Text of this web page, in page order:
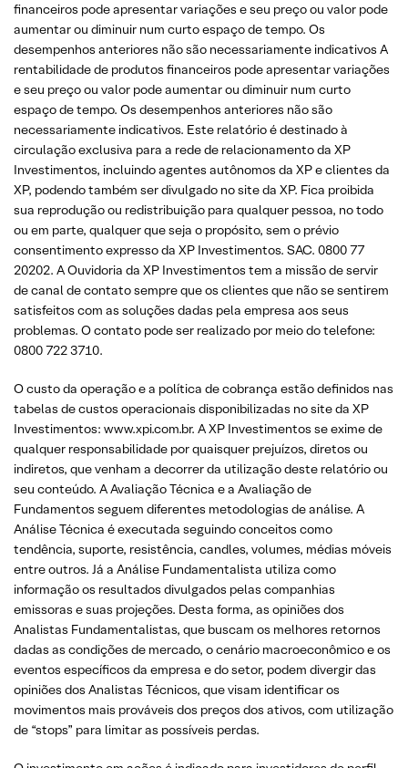
financeiros pode apresentar variações e seu preço ou valor pode
aumentar ou diminuir num curto espaço de tempo. Os
desempenhos anteriores não são necessariamente indicativos A
rentabilidade de produtos financeiros pode apresentar variações
e seu preço ou valor pode aumentar ou diminuir num curto
espaço de tempo. Os desempenhos anteriores não são
necessariamente indicativos. Este relatório é destinado à
circulação exclusiva para a rede de relacionamento da XP
Investimentos, incluindo agentes autônomos da XP e clientes da
XP, podendo também ser divulgado no site da XP. Fica proibida
sua reprodução ou redistribuição para qualquer pessoa, no todo
ou em parte, qualquer que seja o propósito, sem o prévio
consentimento expresso da XP Investimentos. SAC. 0800 77
20202. A Ouvidoria da XP Investimentos tem a missão de servir
de canal de contato sempre que os clientes que não se sentirem
satisfeitos com as soluções dadas pela empresa aos seus
problemas. O contato pode ser realizado por meio do telefone:
0800 722 3710.
O custo da operação e a política de cobrança estão definidos nas
tabelas de custos operacionais disponibilizadas no site da XP
Investimentos: www.xpi.com.br. A XP Investimentos se exime de
qualquer responsabilidade por quaisquer prejuízos, diretos ou
indiretos, que venham a decorrer da utilização deste relatório ou
seu conteúdo. A Avaliação Técnica e a Avaliação de
Fundamentos seguem diferentes metodologias de análise. A
Análise Técnica é executada seguindo conceitos como
tendência, suporte, resistência, candles, volumes, médias móveis
entre outros. Já a Análise Fundamentalista utiliza como
informação os resultados divulgados pelas companhias
emissoras e suas projeções. Desta forma, as opiniões dos
Analistas Fundamentalistas, que buscam os melhores retornos
dadas as condições de mercado, o cenário macroeconômico e os
eventos específicos da empresa e do setor, podem divergir das
opiniões dos Analistas Técnicos, que visam identificar os
movimentos mais prováveis dos preços dos ativos, com utilização
de “stops” para limitar as possíveis perdas.